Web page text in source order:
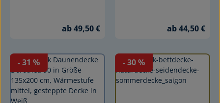
ab 49,50 € ab 44,50 €
- 31 % - 30%